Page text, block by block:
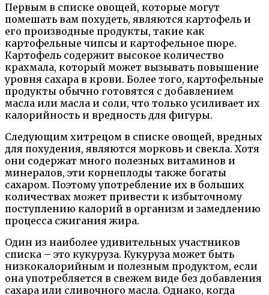
Первым в списке овощей, которые могут
помешать вам похудеть, являются картофель и
его производные продукты, такие как
картофельные чипсы и картофельное пюре.
Картофель содержит высокое количество
крахмала, который может вызывать повышение
уровня сахара в крови. Более того, картофельные
продукты обычно готовятся с добавлением
масла или масла и соли, что только усиливает их
калорийность и вредность для фигуры.
Следующим хитрецом в списке овощей, вредных
для похудения, являются морковь и свекла. Хотя
они содержат много полезных витаминов и
минералов, эти корнеплоды также богаты
сахаром. Поэтому употребление их в больших
количествах может привести к избыточному
поступлению калорий в организм и замедлению
процесса сжигания жира.
Один из наиболее удивительных участников
списка – это кукуруза. Кукуруза может быть
низкокалорийным и полезным продуктом, если
она употребляется в свежем виде без добавления
сахара или сливочного масла. Однако, когда